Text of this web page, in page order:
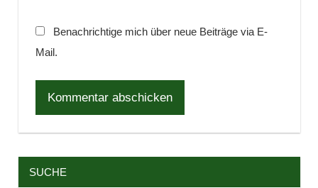
Benachrichtige mich über neue Beiträge via E-
Mail.
SUCHE